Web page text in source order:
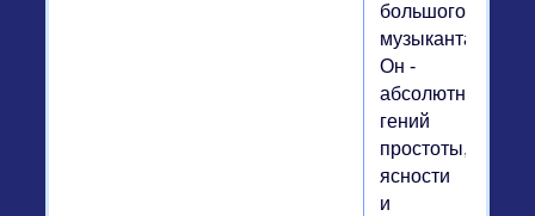
большого
музыканта.
Он -
абсолютный
гений
простоты,
ясности
и